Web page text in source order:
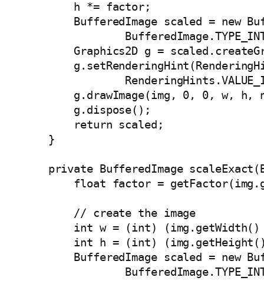
        h *= factor;
BufferedImage scaled = new
Graphics2D g =
g.drawImage(img, 0, 0, w, h,
        g.dispose();
        return scaled;
    }
private BufferedImage
float factor =
        // create the image
int w = (int) (img.getWidth()
int h = (int)
BufferedImage scaled = new